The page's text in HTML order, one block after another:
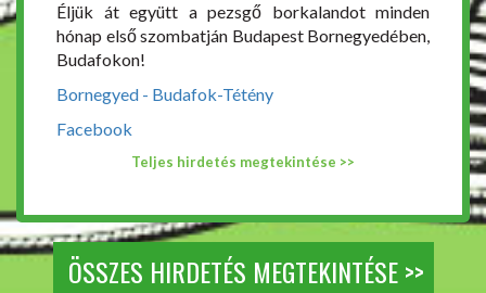
Éljük át együtt a pezsgő borkalandot minden
hónap első szombatján Budapest Bornegyedében,
Budafokon!
Bornegyed - Budafok-Tétény
Facebook
Teljes hirdetés megtekintése >>
ÖSSZES HIRDETÉS MEGTEKINTÉSE >>